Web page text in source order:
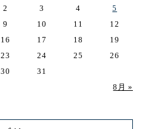
8月 »
2 3 4
5
9 10 11
12
16 17 18
19
23 24 25
26
30 31